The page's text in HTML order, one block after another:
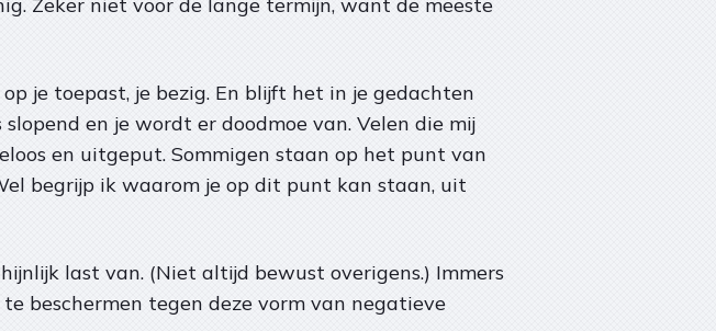
je toepast, je bezig. En blijft het in je gedachten
en je wordt er doodmoe van. Velen die mij
en uitgeput. Sommigen staan op het punt van
begrijp ik waarom je op dit punt kan staan, uit
last van. (Niet altijd bewust overigens.) Immers
beschermen tegen deze vorm van negatieve